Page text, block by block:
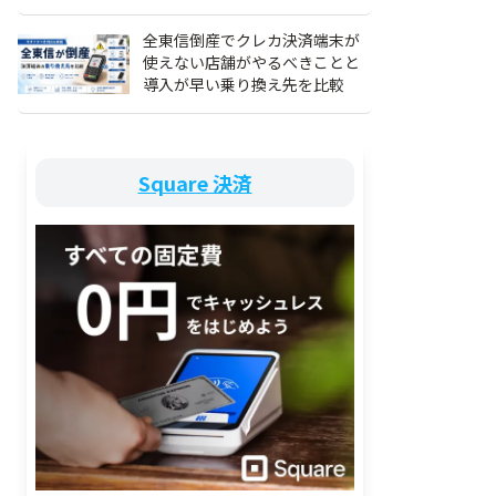
全東信倒産でクレカ決済端末が
使えない店舗がやるべきことと
導入が早い乗り換え先を比較
Square 決済